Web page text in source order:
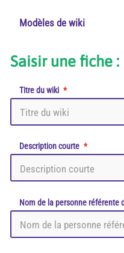
Modèles de wiki
Saisir une fiche
Titre du wiki
Description courte
Nom de la personne référente